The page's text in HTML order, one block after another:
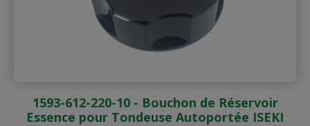
1593-612-220-10 - Bouchon de Réservoir
Essence pour Tondeuse Autoportée ISEKI